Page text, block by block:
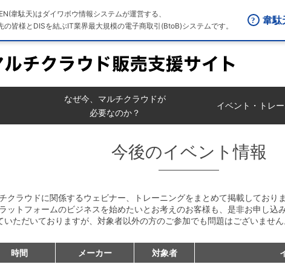
韋駄天)はダイワボウ情報システムが運営する、
の皆様とDISを結ぶIT業界最大規模の電子商取引(BtoB)システムです。
韋駄
なぜ今、マルチクラウドが
必要なのか？
イベント・トレ
今後のイベント情報
クラウドに関係するウェビナー、トレーニングをまとめて掲載しておりま
ットフォームのビジネスを始めたいとお考えのお客様も、是非お申し込み
ただいておりますが、対象者以外の方のご参加でも問題はございません
時間 メーカー 対象者